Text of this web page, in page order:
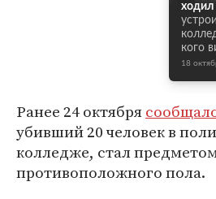
ходил
кого
18
Ранее 24 октября
убивший 20 человек в
колледже, стал
противоположного пола.